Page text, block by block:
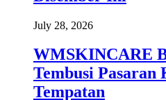
July 28, 2026
WMSKINCARE
Tembusi Pasaran
Tempatan